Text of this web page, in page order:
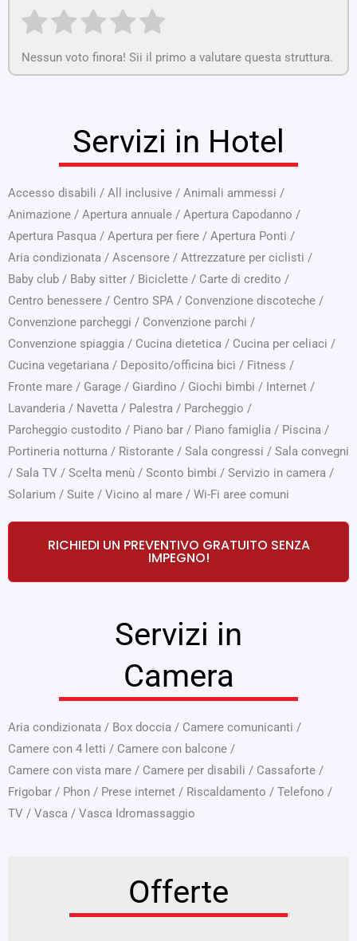
Nessun voto finora! Sii il primo a valutare questa struttura.
Servizi in Hotel
Accesso disabili / All inclusive / Animali ammessi /
Animazione / Apertura annuale / Apertura Capodanno /
Apertura Pasqua / Apertura per fiere / Apertura Ponti /
Aria condizionata / Ascensore / Attrezzature per ciclisti /
Baby club / Baby sitter / Biciclette / Carte di credito /
Centro benessere / Centro SPA / Convenzione discoteche /
Convenzione parcheggi / Convenzione parchi /
Convenzione spiaggia / Cucina dietetica / Cucina per celiaci /
Cucina vegetariana / Deposito/officina bici / Fitness /
Fronte mare / Garage / Giardino / Giochi bimbi / Internet /
Lavanderia / Navetta / Palestra / Parcheggio /
Parcheggio custodito / Piano bar / Piano famiglia / Piscina /
Portineria notturna / Ristorante / Sala congressi / Sala convegni
/ Sala TV / Scelta menù / Sconto bimbi / Servizio in camera /
Solarium / Suite / Vicino al mare / Wi-Fi aree comuni
RICHIEDI UN PREVENTIVO GRATUITO SENZA
IMPEGNO!
Servizi in
Camera
Aria condizionata / Box doccia / Camere comunicanti /
Camere con 4 letti / Camere con balcone /
Camere con vista mare / Camere per disabili / Cassaforte /
Frigobar / Phon / Prese internet / Riscaldamento / Telefono /
TV / Vasca / Vasca Idromassaggio
Offerte